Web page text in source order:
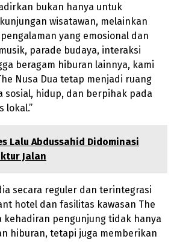
bukan hanya untuk
wisatawan, melainkan
yang emosional dan
parade budaya, interaksi
beragam hiburan lainnya, kami
Nusa Dua tetap menjadi ruang
sosial, hidup, dan berpihak pada
lokal.”
Lalu Abdussahid Didominasi
Jalan
secara reguler dan terintegrasi
hotel dan fasilitas kawasan The
kehadiran pengunjung tidak hanya
hiburan, tetapi juga memberikan